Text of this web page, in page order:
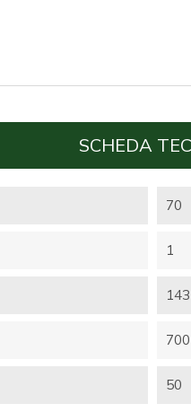
SCHEDA
70
1
143
700
50